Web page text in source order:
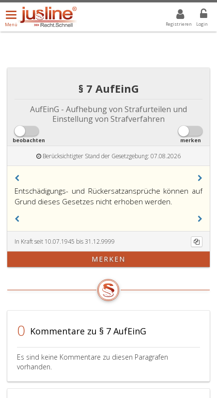
Registrieren Login
Menü
öffnen/schließen
Menü
ALLE DROPDOWN: GEWÄHLTER WERT IST ALLE
§ 7 AufEinG
AufEinG - Aufhebung von Strafurteilen und
Einstellung von Strafverfahren
beobachten merken
Berücksichtigter Stand der Gesetzgebung: 07.08.2026
Paragraph
7,
Entschädigungs- und Rückersatzansprüche können auf
Grund dieses Gesetzes nicht erhoben werden.
In Kraft seit 10.07.1945 bis 31.12.9999
MERKEN
0 Kommentare zu § 7 AufEinG
Es sind keine Kommentare zu diesen Paragrafen
vorhanden.